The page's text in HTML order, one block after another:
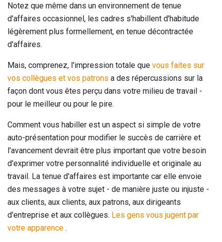
Notez que même dans un environnement de tenue
d'affaires occasionnel, les cadres s'habillent d'habitude
légèrement plus formellement, en tenue décontractée
d'affaires.
Mais, comprenez, l'impression totale que vous faites sur
vos collègues et vos patrons a des répercussions sur la
façon dont vous êtes perçu dans votre milieu de travail -
pour le meilleur ou pour le pire.
Comment vous habiller est un aspect si simple de votre
auto-présentation pour modifier le succès de carrière et
l'avancement devrait être plus important que votre besoin
d'exprimer votre personnalité individuelle et originale au
travail. La tenue d'affaires est importante car elle envoie
des messages à votre sujet - de manière juste ou injuste -
aux clients, aux clients, aux patrons, aux dirigeants
d'entreprise et aux collègues. Les gens vous jugent par
votre apparence .